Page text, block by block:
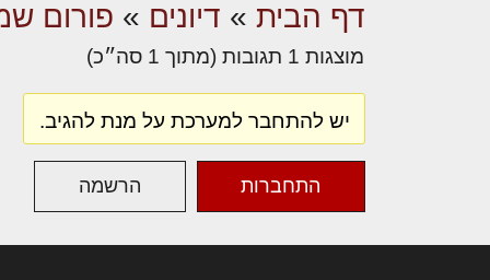
דף הבית » דיונים » פורום
מוצגות 1 תגובות (מתוך 1 סה״כ)
יש להתחבר למערכת על מנת להגיב.
התחברות הרשמה